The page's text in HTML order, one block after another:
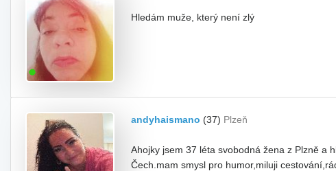
Hledám muže, který není zlý
andyhaismano (37) Plzeň
Ahojky jsem 37 léta svobodná žena z Plzně a
Čech.mam smysl pro humor,miluji